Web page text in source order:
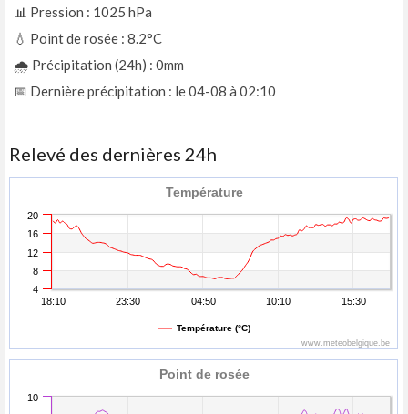
📊 Pression : 1025 hPa
💧 Point de rosée : 8.2°C
🌧️ Précipitation (24h) : 0mm
📅 Dernière précipitation : le 04-08 à 02:10
Relevé des dernières 24h
Température
Température (°C)
18:10 23:30 04:50 10:10 15:30
4
8
12
16
20
www.meteobelgique.be
Point de rosée
10